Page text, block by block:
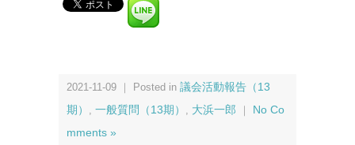
2021-11-09 ｜ Posted in 議会活動報告（13
期）
一般質問（13期） 大浜一郎
No Co
mments »